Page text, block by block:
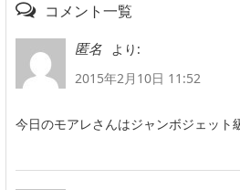
コメント一覧
匿名
より:
2015年2月10日 11:52
今日のモアレさんはジャンボジェット